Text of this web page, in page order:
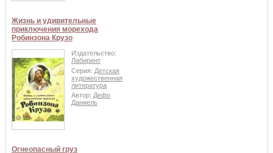
Жизнь и удивительные
приключения морехода
Робинзона Крузо
Издательство:
Лабиринт
Серия: Детская
художественная
литература
Автор: Дефо
Даниель
Огнеопасный груз